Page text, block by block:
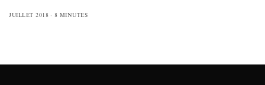
JUILLET 2018 8 MINUTES